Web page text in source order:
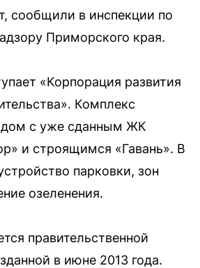
сообщили в инспекции по
Приморского края.
«Корпорация развития
Комплекс
с уже сданным ЖК
и строящимся «Гавань». В
парковки, зон
озеленения.
правительственной
в июне 2013 года.